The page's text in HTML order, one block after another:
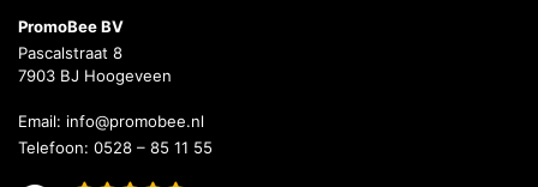
PromoBee BV
Pascalstraat 8
7903 BJ Hoogeveen
Email: info@promobee.nl
Telefoon: 0528 – 85 11 55